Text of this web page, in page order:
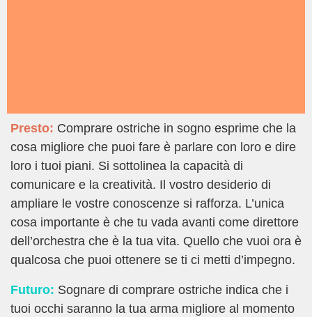
Presto: Comprare ostriche in sogno esprime che la
cosa migliore che puoi fare è parlare con loro e dire
loro i tuoi piani. Si sottolinea la capacità di
comunicare e la creatività. Il vostro desiderio di
ampliare le vostre conoscenze si rafforza. L’unica
cosa importante è che tu vada avanti come direttore
dell’orchestra che è la tua vita. Quello che vuoi ora è
qualcosa che puoi ottenere se ti ci metti d’impegno.
Futuro: Sognare di comprare ostriche indica che i
tuoi occhi saranno la tua arma migliore al momento